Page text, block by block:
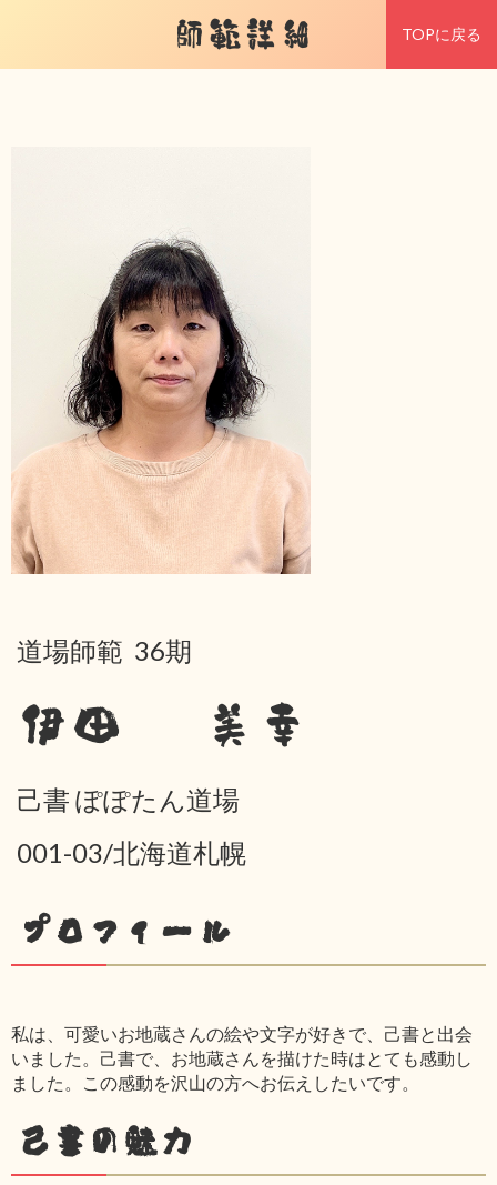
師範詳細 TOPに戻る
道場師範 36期
伊田 美幸
己書 ぽぽたん道場
001-03/北海道札幌
プロフィール
私は、可愛いお地蔵さんの絵や文字が好きで、己書と出会
いました。己書で、お地蔵さんを描けた時はとても感動し
ました。この感動を沢山の方へお伝えしたいです。
己書の魅力